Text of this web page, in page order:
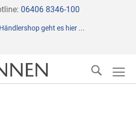
Direkt
Inhalt
06406 8346-100
geht es hier ...
Suche